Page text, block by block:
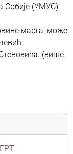
Србије (УМУС)
марта, може
-
(више